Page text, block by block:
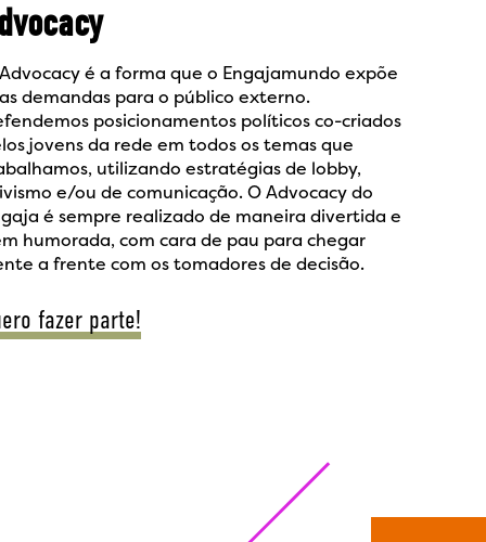
é a forma que o Engajamundo expõe
demandas para o público externo.
posicionamentos políticos co-criados
jovens da rede em todos os temas que
utilizando estratégias de lobby,
e/ou de comunicação. O Advocacy do
é sempre realizado de maneira divertida e
humorada, com cara de pau para chegar
a frente com os tomadores de decisão.
fazer parte!